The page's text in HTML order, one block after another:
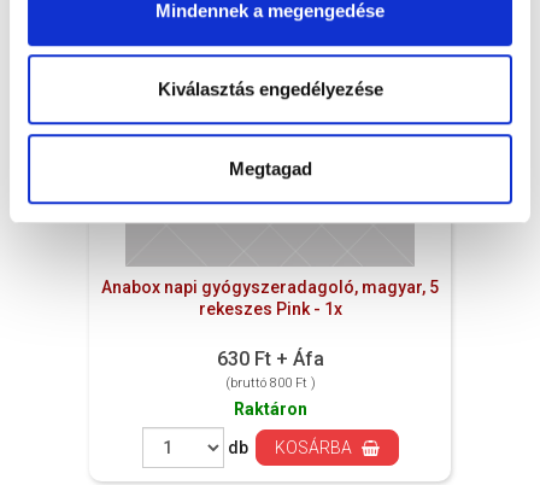
Mindennek a megengedése
Kiválasztás engedélyezése
Megtagad
Anabox napi gyógyszeradagoló, magyar, 5
rekeszes Pink - 1x
630 Ft + Áfa
(bruttó 800 Ft )
Raktáron
db
KOSÁRBA